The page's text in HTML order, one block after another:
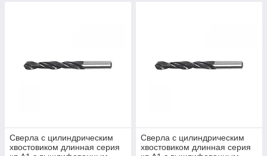
Сверла с цилиндрическим
хвостовиком длинная серия
Сверла с цилиндрическим
хвостовиком длинная серия